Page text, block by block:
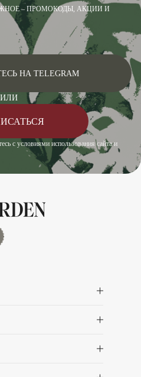
– ПРОМОКОДЫ, АКЦИИ И
с условиями использования сайта и
НА TELEGRAM
ИЛИ